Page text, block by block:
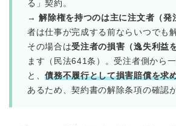
る」契約。
→解除権を持つのは主に注文者（発
者は仕事が完成する前ならいつでも
その場合は受注者の損害（逸失利益
ます（民法641条）。受注者側から
と、債務不履行として損害賠償を求
あるため、契約書の解除条項の確認